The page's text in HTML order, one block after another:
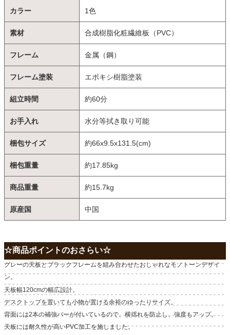
カラー 1色
素材 合成樹脂化粧繊維板（PVC）
フレーム 金属（鋼）
フレーム塗装 エポキシ樹脂塗装
組立時間 約60分
お手入れ 水分等拭き取り可能
梱包サイズ 約66x9.5x131.5(cm)
梱包重量 約17.85kg
商品重量 約15.7kg
原産国 中国
☆商品ポイントのおさらい☆
グレーの天板とブラックフレームを組み合わせたおしゃれなモノトーンデザイ
ン。
天板幅120cmの幅広設計。
デスクトップを置いても小物が置ける余裕のゆったりサイズ。
背面には2本の補強バーが付いているので、横揺れを防止し、強度もアップ。
天板には耐久性が高いPVC加工を施しました。